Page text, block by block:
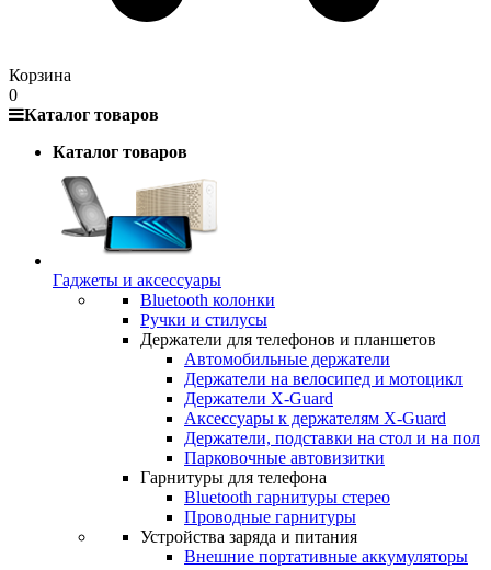
Корзина
0
Каталог товаров
Каталог товаров
Гаджеты и аксессуары
Bluetooth колонки
Ручки и стилусы
Держатели для телефонов и планшетов
Автомобильные держатели
Держатели на велосипед и мотоцикл
Держатели X-Guard
Аксессуары к держателям X-Guard
Держатели, подставки на стол и на пол
Парковочные автовизитки
Гарнитуры для телефона
Bluetooth гарнитуры стерео
Проводные гарнитуры
Устройства заряда и питания
Внешние портативные аккумуляторы